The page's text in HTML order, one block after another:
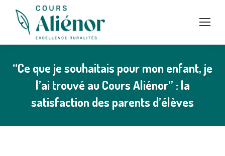
“Ce que je souhaitais pour mon enfant, je
l’ai trouvé au Cours Aliénor” : la
satisfaction des parents d’élèves